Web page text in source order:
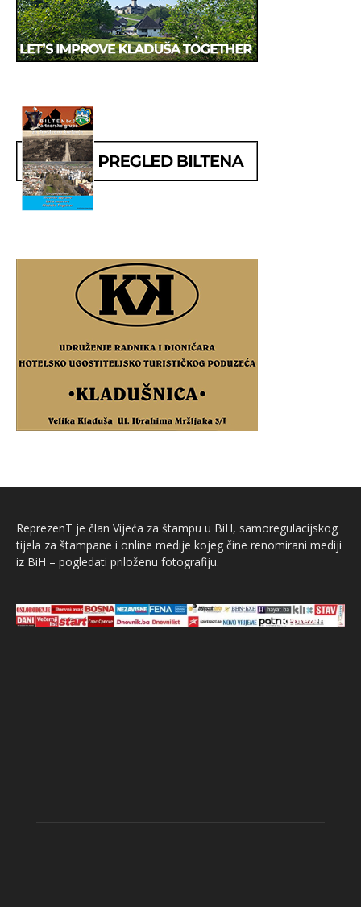
ReprezenT je član Vijeća za štampu u BiH, samoregulacijskog
tijela za štampane i online medije kojeg čine renomirani mediji
iz BiH – pogledati priloženu fotografiju.